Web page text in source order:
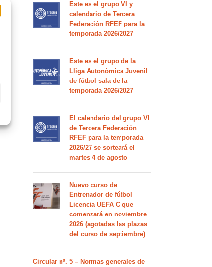
Este es el grupo VI y
calendario de Tercera
Federación RFEF para la
temporada 2026/2027
Este es el grupo de la
Lliga Autonòmica Juvenil
de fútbol sala de la
temporada 2026/2027
El calendario del grupo VI
de Tercera Federación
RFEF para la temporada
2026/27 se sorteará el
martes 4 de agosto
Nuevo curso de
Entrenador de fútbol
Licencia UEFA C que
comenzará en noviembre
2026 (agotadas las plazas
del curso de septiembre)
Circular nº. 5 – Normas generales de